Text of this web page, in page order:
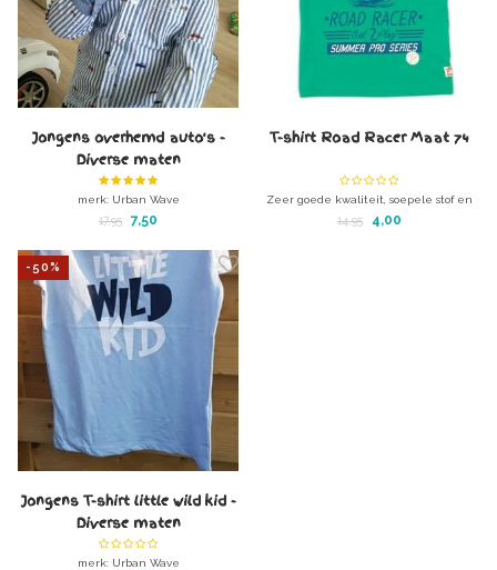
Jongens overhemd auto's -
Diverse maten
merk: Urban Wave
17,95 7,50
T-shirt Road Racer Maat 74
Zeer goede kwaliteit, soepele stof en
mooie pasvorm
14,95 4,00
-50%
Jongens T-shirt little wild kid -
Diverse maten
merk: Urban Wave